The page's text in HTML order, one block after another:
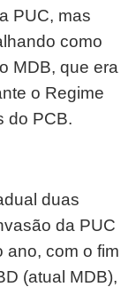
PUC, mas
como
MDB, que era
o Regime
do PCB.
duas
da PUC
ano, com o fim
(atual MDB),